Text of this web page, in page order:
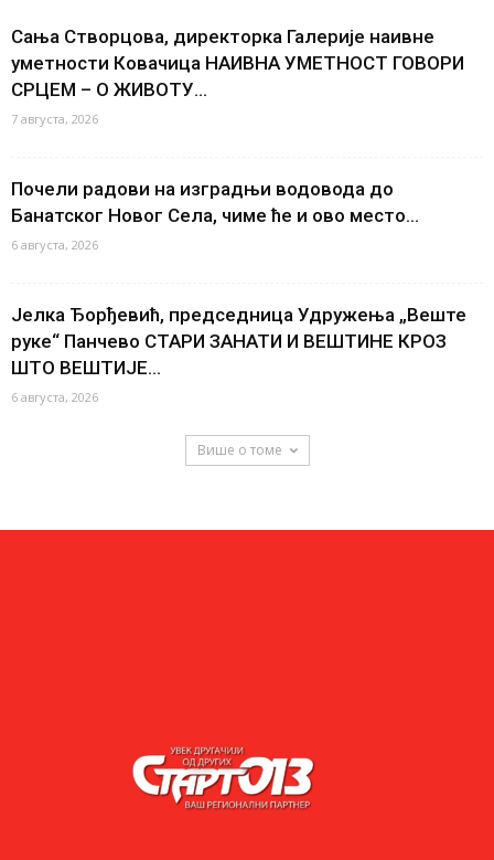
Сања Створцова, директорка Галерије наивне
уметности Ковачица НАИВНА УМЕТНОСТ ГОВОРИ
СРЦЕМ – О ЖИВОТУ...
7 августа, 2026
Почели радови на изградњи водовода до
Банатског Новог Села, чиме ће и ово место...
6 августа, 2026
Јелка Ђорђевић, председница Удружења „Веште
руке“ Панчево СТАРИ ЗАНАТИ И ВЕШТИНЕ КРОЗ
ШТО ВЕШТИЈЕ...
6 августа, 2026
Више о томе